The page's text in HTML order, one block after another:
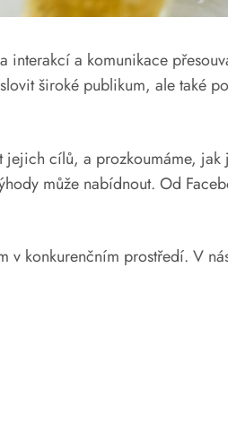
interakcí a komunikace
široké publikum, ale také
cílů, a prozkoumáme, jak
může nabídnout. Od
v konkurenčním prostředí. V